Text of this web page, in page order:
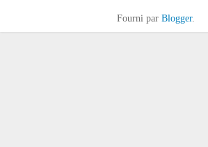
Fourni par Blogger.